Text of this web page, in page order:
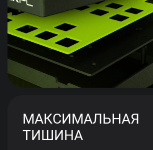
МАКСИМАЛЬНАЯ
ТИШИНА